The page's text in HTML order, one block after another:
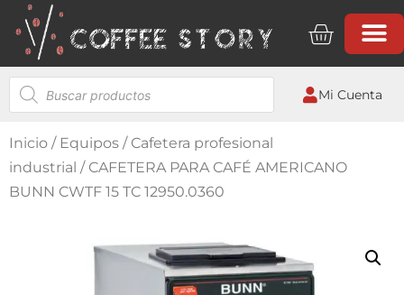
Mi Cuenta
Inicio / Equipos / Cafetera profesional
industrial / CAFETERA PARA CAFÉ AMERICANO
BUNN CWTF 15 TC 12950.0360